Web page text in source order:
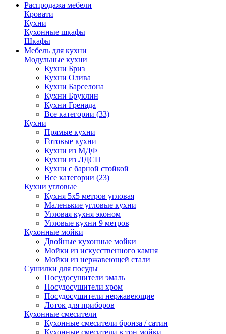
Распродажа мебели
Кровати
Кухни
Кухонные шкафы
Шкафы
Мебель для кухни
Модульные кухни
Кухни Бриз
Кухни Олива
Кухни Барселона
Кухни Бруклин
Кухни Гренада
Все категории (33)
Кухни
Прямые кухни
Готовые кухни
Кухни из МДФ
Кухни из ЛДСП
Кухни с барной стойкой
Все категории (23)
Кухни угловые
Кухня 5х5 метров угловая
Маленькие угловые кухни
Угловая кухня эконом
Угловые кухни 9 метров
Кухонные мойки
Двойные кухонные мойки
Мойки из искусственного камня
Мойки из нержавеющей стали
Сушилки для посуды
Посудосушители эмаль
Посудосушители хром
Посудосушители нержавеющие
Лоток для приборов
Кухонные смесители
Кухонные смесители бронза / сатин
Кухонные смесители в тон мойки